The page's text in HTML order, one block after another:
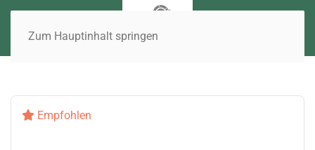
Zum Hauptinhalt springen
Empfohlen